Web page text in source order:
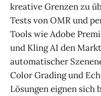
kreative Grenzen zu
Tests von OMR und
Tools wie Adobe
und Kling AI den
automatischer
Color Grading und
Lösungen eignen sich